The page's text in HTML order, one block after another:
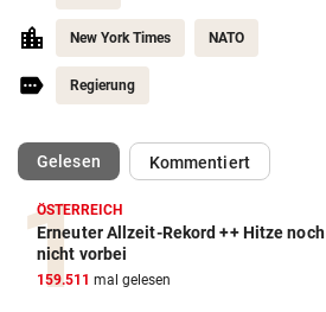
New York Times NATO
Regierung
Gelesen(ausgewählt)Kommentiert
ÖSTERREICH
Erneuter Allzeit-Rekord ++ Hitze noch
nicht vorbei
159.511 mal gelesen